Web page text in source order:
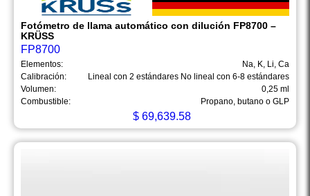
Fotómetro de llama automático con dilución FP8700 –
KRÜSS
FP8700
Elementos:
Na, K, Li, Ca
Calibración:
Lineal con 2 estándares No lineal con 6-8 estándares
Volumen:
0,25 ml
Combustible:
Propano, butano o GLP
$ 69,639.58